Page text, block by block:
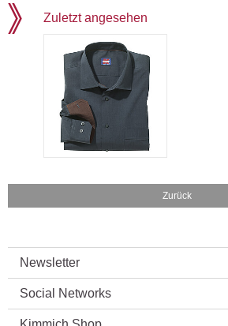
Zuletzt angesehen
Zurück
Newsletter
Social Networks